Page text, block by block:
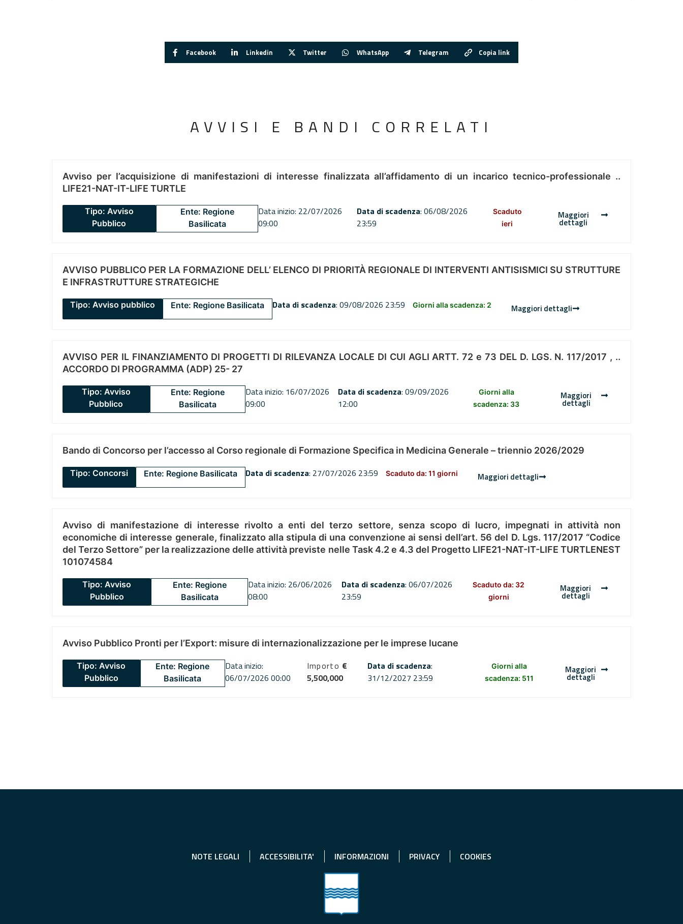
Facebook Linkedin Twitter WhatsApp Telegram Copia link
AVVISI E BANDI CORRELATI
Avviso per l’acquisizione di manifestazioni di interesse finalizzata all’affidamento di un incarico tecnico-professionale ..
LIFE21-NAT-IT-LIFE TURTLE
Tipo: Avviso
Pubblico
Ente: Regione
Basilicata
Data inizio: 22/07/2026
09:00
Data di scadenza: 06/08/2026
23:59
Scaduto
ieri
Maggiori
dettagli
AVVISO PUBBLICO PER LA FORMAZIONE DELL’ ELENCO DI PRIORITÀ REGIONALE DI INTERVENTI ANTISISMICI SU STRUTTURE
E INFRASTRUTTURE STRATEGICHE
Tipo: Avviso pubblico Ente: Regione Basilicata Data di scadenza: 09/08/2026 23:59 Giorni alla scadenza: 2 Maggiori dettagli
AVVISO PER IL FINANZIAMENTO DI PROGETTI DI RILEVANZA LOCALE DI CUI AGLI ARTT. 72 e 73 DEL D. LGS. N. 117/2017 , ..
ACCORDO DI PROGRAMMA (ADP) 25- 27
Tipo: Avviso
Pubblico
Ente: Regione
Basilicata
Data inizio: 16/07/2026
09:00
Data di scadenza: 09/09/2026
12:00
Giorni alla
scadenza: 33
Maggiori
dettagli
Bando di Concorso per l’accesso al Corso regionale di Formazione Specifica in Medicina Generale – triennio 2026/2029
Tipo: Concorsi Ente: Regione Basilicata Data di scadenza: 27/07/2026 23:59 Scaduto da: 11 giorni Maggiori dettagli
Avviso di manifestazione di interesse rivolto a enti del terzo settore, senza scopo di lucro, impegnati in attività non
economiche di interesse generale, finalizzato alla stipula di una convenzione ai sensi dell’art. 56 del D. Lgs. 117/2017 “Codice
del Terzo Settore” per la realizzazione delle attività previste nelle Task 4.2 e 4.3 del Progetto LIFE21-NAT-IT-LIFE TURTLENEST
101074584
Tipo: Avviso
Pubblico
Ente: Regione
Basilicata
Data inizio: 26/06/2026
08:00
Data di scadenza: 06/07/2026
23:59
Scaduto da: 32
giorni
Maggiori
dettagli
Avviso Pubblico Pronti per l’Export: misure di internazionalizzazione per le imprese lucane
Tipo: Avviso
Pubblico
Ente: Regione
Basilicata
Data inizio:
06/07/2026 00:00
Importo €
5,500,000
Data di scadenza:
31/12/2027 23:59
Giorni alla
scadenza: 511
Maggiori
dettagli
NOTE LEGALI ACCESSIBILITA' INFORMAZIONI PRIVACY COOKIES